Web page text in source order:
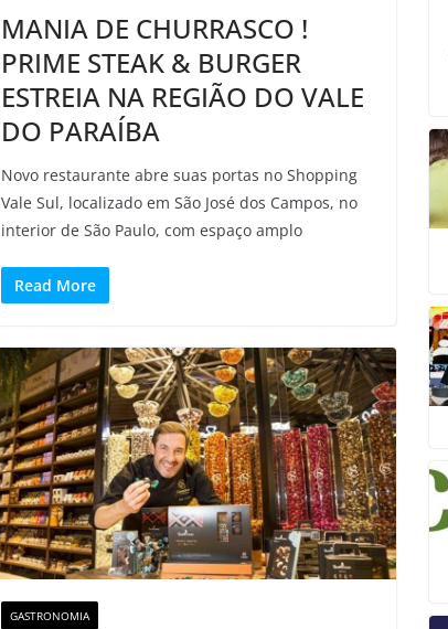
MANIA DE CHURRASCO !
PRIME STEAK & BURGER
ESTREIA NA REGIÃO DO VALE
DO PARAÍBA
Novo restaurante abre suas portas no Shopping
Vale Sul, localizado em São José dos Campos, no
interior de São Paulo, com espaço amplo
Read More
GASTRONOMIA